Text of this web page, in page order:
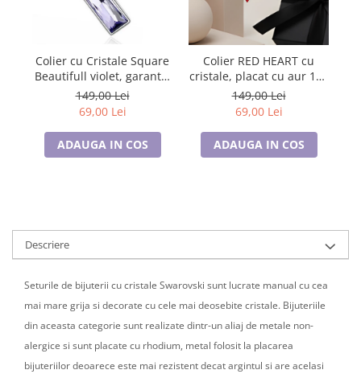
Cadouri pentru Doctori
Cadouri pentru Sfânta Maria
Colier cu Cristale Square
Beautifull violet, garantie
6 luni
149,00 Lei
69,00 Lei
ADAUGA IN COS
Colier RED HEART cu
cristale, placat cu aur 18k
- Accesoriu Luxury al
Iubirii
149,00 Lei
69,00 Lei
ADAUGA IN COS
Descriere
Seturile de bijuterii cu cristale Swarovski sunt lucrate manual cu cea
mai mare grija si decorate cu cele mai deosebite cristale. Bijuteriile
din aceasta categorie sunt realizate dintr-un aliaj de metale non-
alergice si sunt placate cu rhodium, metal folosit la placarea
bijuteriilor deoarece este mai rezistent decat argintul si are acelasi